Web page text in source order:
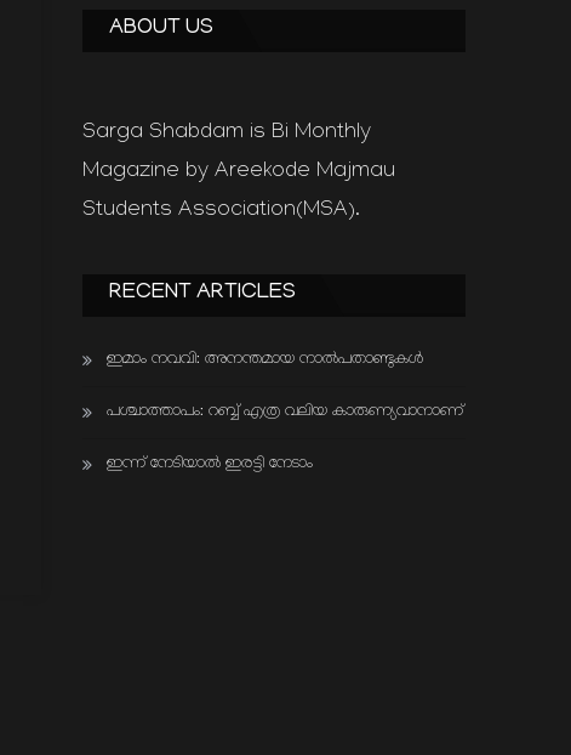
ABOUT US
Sarga Shabdam is Bi Monthly
Magazine by Areekode Majmau
Students Association(MSA).
RECENT ARTICLES
ഇമാം നവവി: അനന്തമായ നാൽപതാണ്ടുകൾ
പശ്ചാത്താപം: റബ്ബ് എത്ര വലിയ കാരുണ്യവാനാണ്
ഇന്ന് നേടിയാൽ ഇരട്ടി നേടാം